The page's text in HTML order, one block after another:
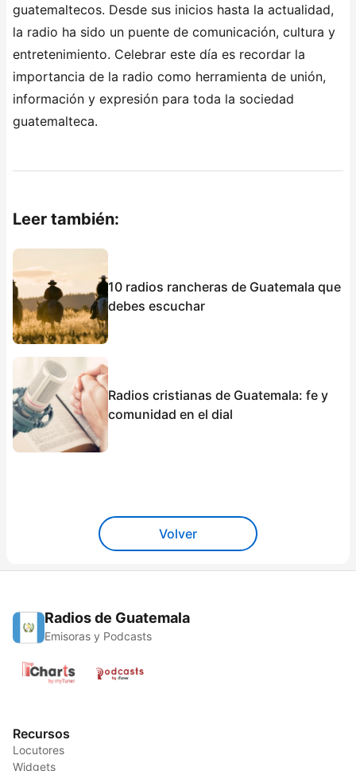
guatemaltecos. Desde sus inicios hasta la actualidad,
la radio ha sido un puente de comunicación, cultura y
entretenimiento. Celebrar este día es recordar la
importancia de la radio como herramienta de unión,
información y expresión para toda la sociedad
guatemalteca.
Leer también:
10 radios rancheras de Guatemala que
debes escuchar
Radios cristianas de Guatemala: fe y
comunidad en el dial
Volver
Radios de Guatemala
Emisoras y Podcasts
Recursos
Locutores
Widgets